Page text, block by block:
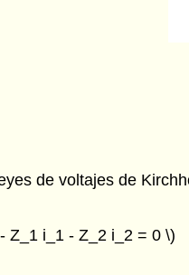
de voltajes de
i_1 - Z_2 i_2 = 0 \)